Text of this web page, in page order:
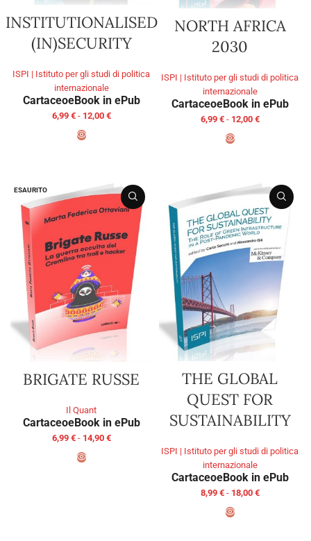
INSTITUTIONALISED
(IN)SECURITY
ISPI | Istituto per gli studi di politica
internazionale
CartaceoeBook in ePub
6,99 € - 12,00 €
NORTH AFRICA
2030
ISPI | Istituto per gli studi di politica
internazionale
CartaceoeBook in ePub
6,99 € - 12,00 €
ESAURITO
BRIGATE RUSSE
Il Quant
CartaceoeBook in ePub
6,99 € - 14,90 €
THE GLOBAL
QUEST FOR
SUSTAINABILITY
ISPI | Istituto per gli studi di politica
internazionale
CartaceoeBook in ePub
8,99 € - 18,00 €